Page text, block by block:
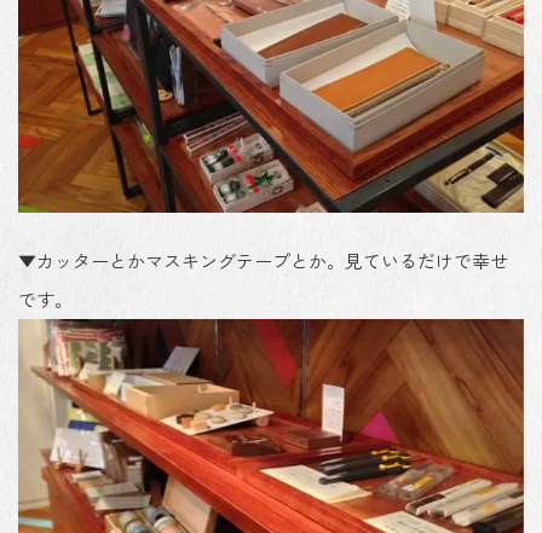
▼カッターとかマスキングテープとか。見ているだけで幸せ
です。